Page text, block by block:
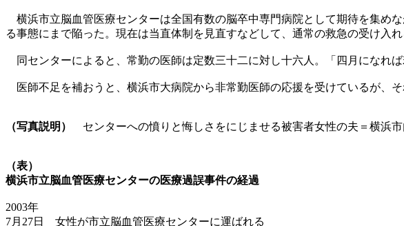
横浜市立脳血管医療センターは全国有数の脳卒中専門病院として期待を集め
る事態にまで陥った。現在は当直体制を見直すなどして、通常の救急の受け入
同センターによると、常勤の医師は定数三十二に対し十六人。「四月になれ
医師不足を補おうと、横浜市大病院から非常勤医師の応援を受けているが、
（写真説明） センターへの憤りと悔しさをにじませる被害者女性の夫＝横浜
（表）
横浜市立脳血管医療センターの医療過誤事件の経過
2003年
7月27日 女性が市立脳血管医療センターに運ばれる